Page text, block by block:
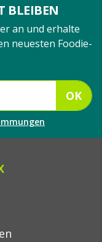
BLEIBEN
an und erhalte
neuesten Foodie-
OK